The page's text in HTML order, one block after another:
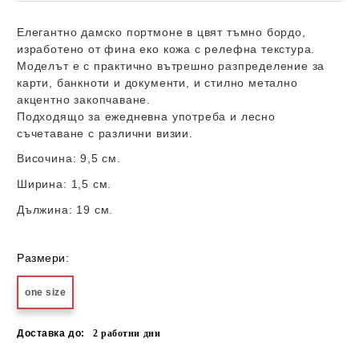
Елегантно дамско портмоне в цвят тъмно бордо,
изработено от фина еко кожа с релефна текстура.
Моделът е с практично вътрешно разпределение за
карти, банкноти и документи, и стилно метално
акцентно закопчаване.
Подходящо за ежедневна употреба и лесно
съчетаване с различни визии.
Височина: 9,5 см.
Ширина: 1,5 см.
Дължина: 19 см.
Размери:
one size
Доставка до: 2работни дни